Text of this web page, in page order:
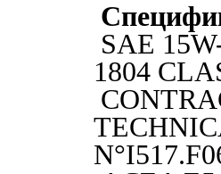
SAE
1804